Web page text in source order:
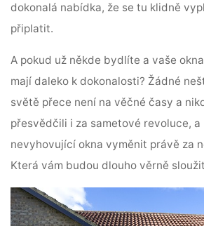
dokonalá nabídka, že se tu klidně
připlatit.
A pokud už někde bydlíte a vaše
mají daleko k dokonalosti? Žádné
světě přece není na věčné časy a
přesvědčili i za sametové revoluce,
nevyhovující okna vyměnit právě za
Která vám budou dlouho věrně